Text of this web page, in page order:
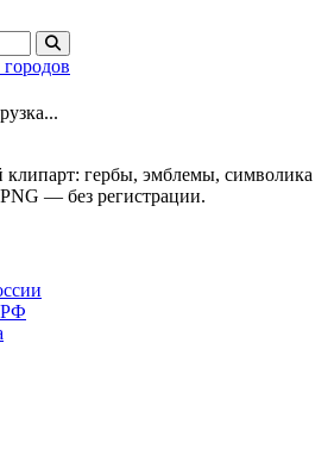
гербы, эмблемы, символика
— без регистрации.
РФ